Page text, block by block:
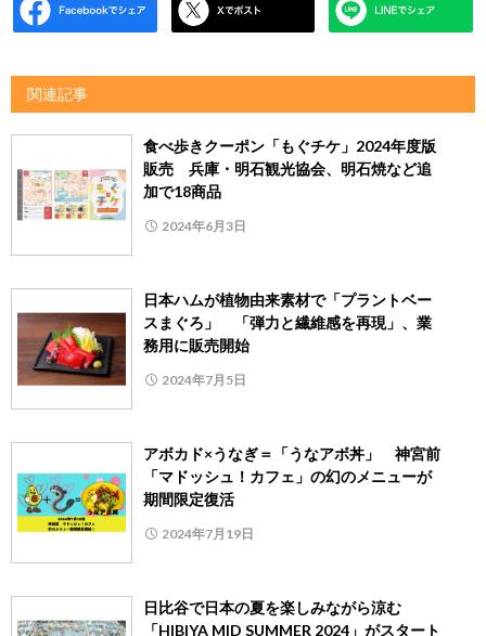
関連記事
食べ歩きクーポン「もぐチケ」2024年度版
販売 兵庫・明石観光協会、明石焼など追
加で18商品
2024年6月3日
日本ハムが植物由来素材で「プラントベー
スまぐろ」 「弾力と繊維感を再現」、業
務用に販売開始
2024年7月5日
アボカド×うなぎ＝「うなアボ丼」 神宮前
「マドッシュ！カフェ」の幻のメニューが
期間限定復活
2024年7月19日
日比谷で日本の夏を楽しみながら涼む
「HIBIYA MID SUMMER 2024」がスタート